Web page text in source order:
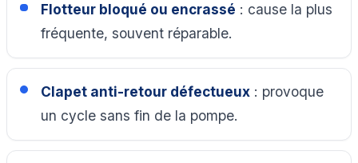
Flotteur bloqué ou encrassé : cause la plus
fréquente, souvent réparable.
Clapet anti-retour défectueux: provoque
un cycle sans fin de la pompe.